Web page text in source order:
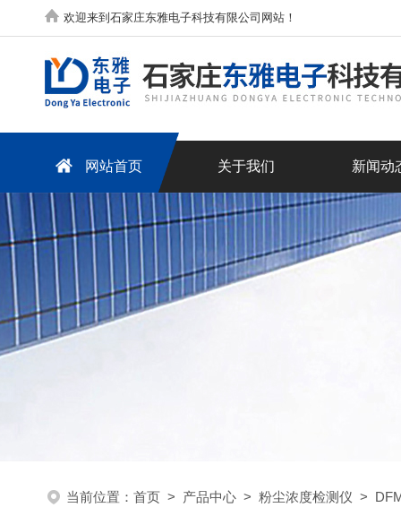
欢迎来到石家庄东雅电子科技有限公司网站！
网站首页 关于我们 新闻动
当前位置： 首页 > 产品中心 > 粉尘浓度检测仪 >